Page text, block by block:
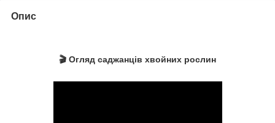
Опис
🎬 Огляд саджанців хвойних рослин